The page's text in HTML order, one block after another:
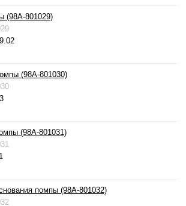
(98A-801029)
(98A-801030)
(98A-801031)
помпы (98A-801032)